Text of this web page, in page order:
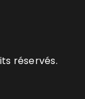
réservés.